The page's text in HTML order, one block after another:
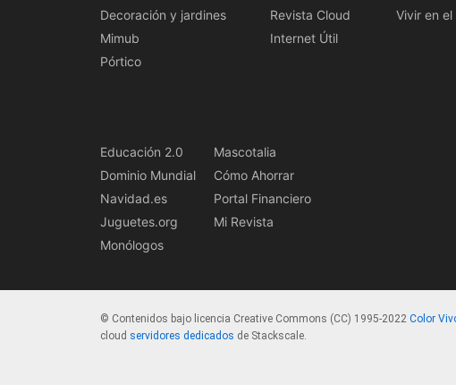
Decoración y jardines
Mimub
Pórtico
Revista Cloud
Internet Útil
Vivir en
Educación 2.0
Dominio Mundial
Navidad.es
Juguetes.org
Monólogos
Mascotalia
Cómo Ahorrar
Portal Financiero
Mi Revista
© Contenidos bajo licencia Creative Commons (CC) 1995-2022 Color
cloud servidores dedicados de Stackscale.